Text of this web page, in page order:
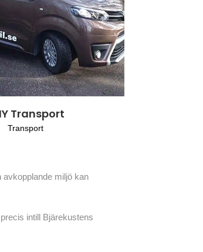
Transport
Transport
miljö kan
intill Bjärekustens